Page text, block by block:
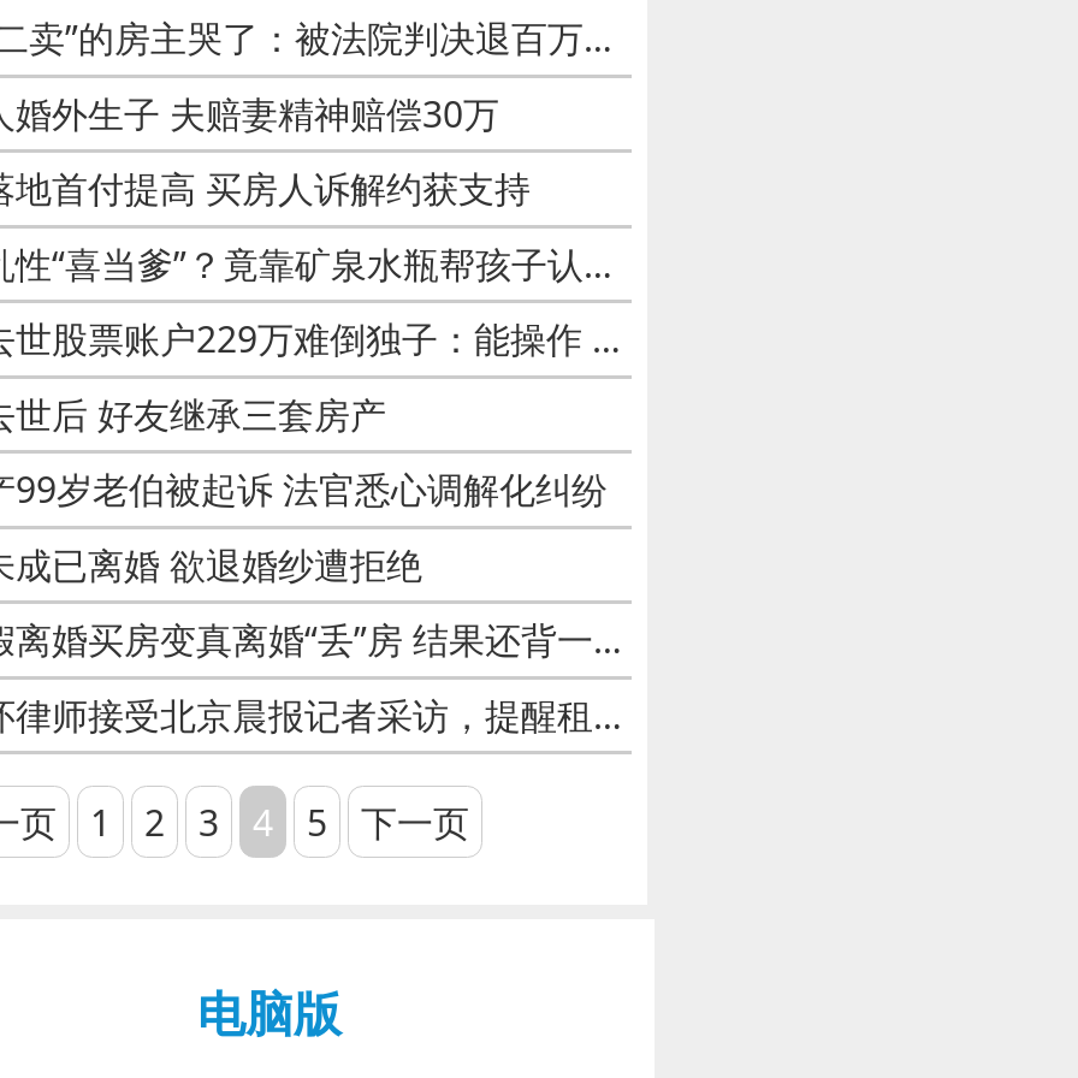
“一房二卖”的房主哭了：被法院判决退百万、赔百万
婚外生子 夫赔妻精神赔偿30万
地首付提高 买房人诉解约获支持
酒后乱性“喜当爹”？竟靠矿泉水瓶帮孩子认准生父
父亲去世股票账户229万难倒独子：能操作 但不能取钱
世后 好友继承三套房产
99岁老伯被起诉 法官悉心调解化纠纷
成已离婚 欲退婚纱遭拒绝
男子假离婚买房变真离婚“丢”房 结果还背一身债务
李诗怀律师接受北京晨报记者采访，提醒租户谨防黑中介合同中的“坑”
页 1 2 3 4 5 下一页
电脑版